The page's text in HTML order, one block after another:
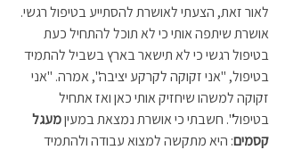
לאור זאת, הצעתי לאושרת להסתייע בטיפול רגשי.
אושרת שיתפה אותי כי לא תוכל להתחיל כעת
בטיפול רגשי כי לא תישאר בארץ בשביל להתמיד
בטיפול, "אני זקוקה לקרקע יציבה", אמרה. "אני
זקוקה למשהו שיחזיק אותי כאן ואז אתחיל
בטיפול". חשבתי כי אושרת נמצאת במעין מעגל
קסמים: היא מתקשה למצוא עבודה ולהתמיד